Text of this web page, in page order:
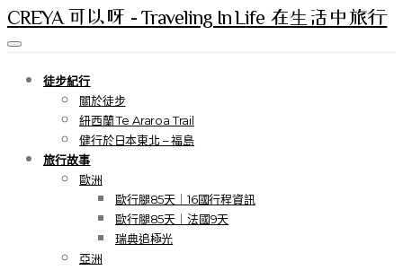
CREYA 可以呀 - Traveling In Life 在生活中旅行
徒步紀行
關於徒步
紐西蘭 Te Araroa Trail
健行於日本東北 – 福島
旅行故事
歐洲
歐行腿85天｜16國行程資訊
歐行腿85天｜法國9天
瑞典追極光
亞洲